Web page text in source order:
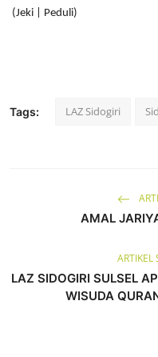
(Jeki | Peduli)
Tags: LAZ Sidogiri
AMAL
ARTIKEL
LAZ SIDOGIRI SULSEL
WISUDA